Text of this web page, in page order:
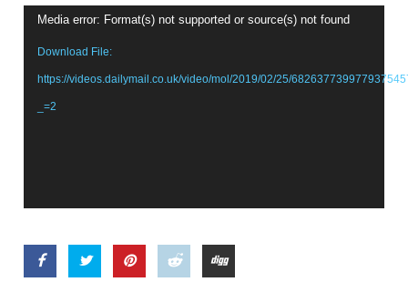
Video
Player
Media error: Format(s) not supported or source(s) not found
Download File:
https://videos.dailymail.co.uk/video/mol/2019/02/25/
_=2